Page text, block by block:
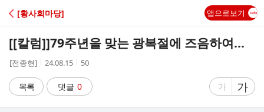
C
A
[황사회마당] 앱으로보기
[[칼럼]]79주년을 맞는 광복절에 즈음하여...
작
자
[전종현]
작
시
간
24.08.15
조
수
50
목록 댓글 0
글
가
글
자
가